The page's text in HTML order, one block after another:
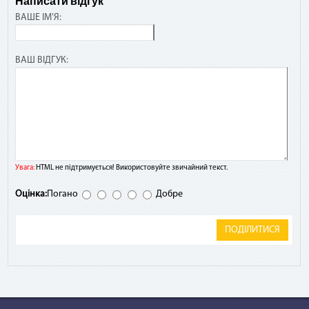
ВАШЕ ІМ'Я:
ВАШ ВІДГУК:
Увага:HTML не підтримується! Використовуйте звичайний текст.
Оцінка:Погано Добре
ПОДІЛИТИСЯ